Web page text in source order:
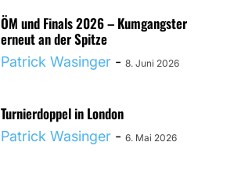
ÖM und Finals 2026 – Kumgangster
erneut an der Spitze
Patrick Wasinger - 8. Juni 2026
Turnierdoppel in London
Patrick Wasinger - 6. Mai 2026